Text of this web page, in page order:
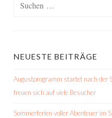
NEUESTE BEITRÄGE
Augustprogramm startet nach der
freuen sich auf viele Besucher
Sommerferien voller Abenteuer im